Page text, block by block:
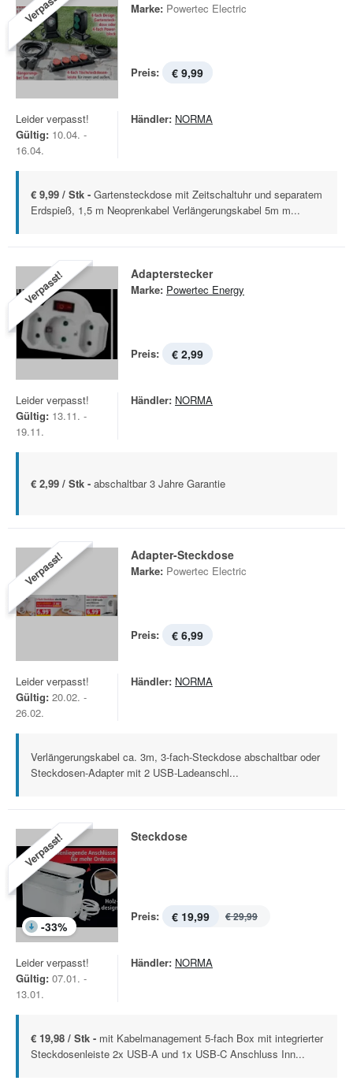
Marke: Powertec Electric
Preis: € 9,99
Leider verpasst!
Gültig: 10.04. -
16.04.
Händler: NORMA
€ 9,99 / Stk - Gartensteckdose mit Zeitschaltuhr und separatem
Erdspieß, 1,5 m Neoprenkabel Verlängerungskabel 5m m...
Verpasst! Adapterstecker
Marke: Powertec Energy
Preis: € 2,99
Leider verpasst!
Gültig: 13.11. -
19.11.
Händler: NORMA
€ 2,99 / Stk - abschaltbar 3 Jahre Garantie
Verpasst! Adapter-Steckdose
Marke: Powertec Electric
Preis: € 6,99
Leider verpasst!
Gültig: 20.02. -
26.02.
Händler: NORMA
Verlängerungskabel ca. 3m, 3-fach-Steckdose abschaltbar oder
Steckdosen-Adapter mit 2 USB-Ladeanschl...
Verpasst!
-33%
Steckdose
Preis: € 19,99 € 29,99
Leider verpasst!
Gültig: 07.01. -
13.01.
Händler: NORMA
€ 19,98 / Stk - mit Kabelmanagement 5-fach Box mit integrierter
Steckdosenleiste 2x USB-A und 1x USB-C Anschluss Inn...